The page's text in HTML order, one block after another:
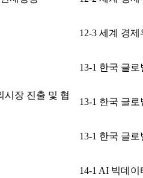
12-3 세계 경
시장 진출 및 협
13-1 한국 글
13-1 한국 글
13-1 한국 글
14-1 AI 빅데